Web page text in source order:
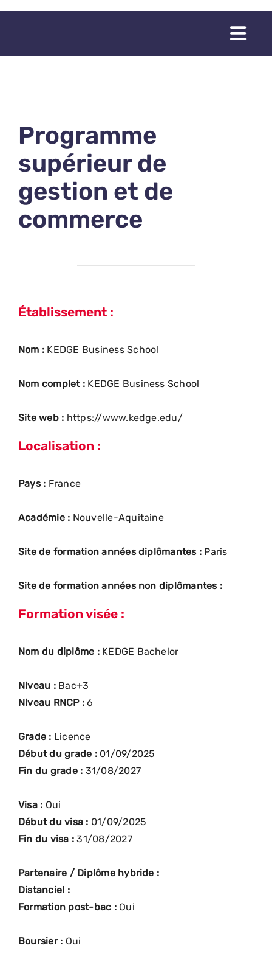
Programme
supérieur de
gestion et de
commerce
Établissement :
Nom : KEDGE Business School
Nom complet : KEDGE Business School
Site web : https://www.kedge.edu/
Localisation :
Pays : France
Académie : Nouvelle-Aquitaine
Site de formation années diplômantes : Paris
Site de formation années non diplômantes :
Formation visée :
Nom du diplôme : KEDGE Bachelor
Niveau : Bac+3
Niveau RNCP :6
Grade : Licence
Début du grade : 01/09/2025
Fin du grade : 31/08/2027
Visa : Oui
Début du visa : 01/09/2025
Fin du visa :31/08/2027
Partenaire / Diplôme hybride :
Distanciel :
Formation post-bac : Oui
Boursier : Oui